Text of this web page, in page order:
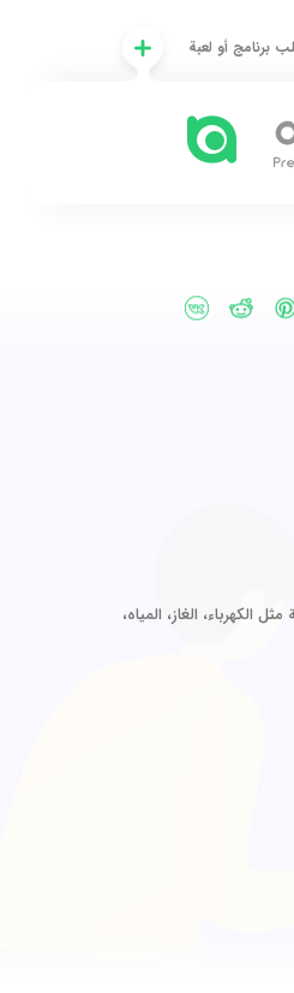
برنامج أو لعبة
الغاز، المياه،